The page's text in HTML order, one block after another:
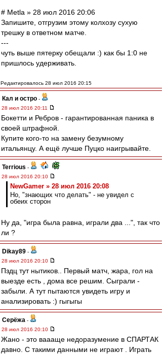
# Metla » 28 июл 2016 20:06
Запишите, отгрузим этому колхозу сухую
трешку в ответном матче.
---
чуть выше пятерку обещали :) как бы 1:0 не
пришлось удерживать.
Редактировалось 28 июл 2016 20:15
Кал и остро -
28 июл 2016 20:11
Бокетти и Ребров - гарантированная паника в
своей штрафной.
Купите кого-то на замену безумному
итальянцу. А ещё лучше Пуцко наигрывайте.
Terrious -
28 июл 2016 20:10
NewGamer » 28 июл 2016 20:08
Но, "знающих что делать" - не увидел с
обеих сторон
Ну да, "игра была равна, играли два ...", так что
ли ?
Dikay89 -
28 июл 2016 20:10
Пздц тут нытиков.. Первый матч, жара, гол на
выезде есть , дома все решим. Сыграли -
забыли. А тут пытаются увидеть игру и
анализировать :) гыгыгы
Серёжа -
28 июл 2016 20:10
Жано - это ваааще недоразумение в СПАРТАК
давно. С такими данными не играют . Играть